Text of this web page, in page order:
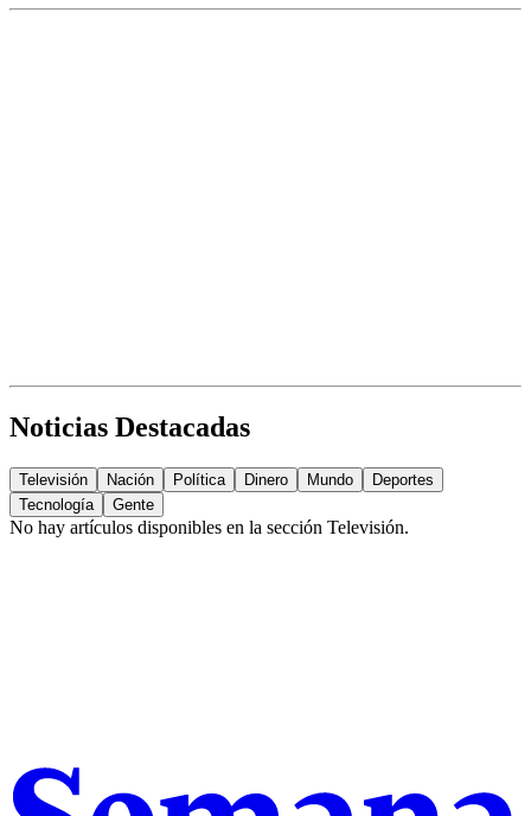
Noticias Destacadas
Televisión Nación Política Dinero Mundo
Deportes
Tecnología
Gente
No hay artículos disponibles en la sección Televisión.